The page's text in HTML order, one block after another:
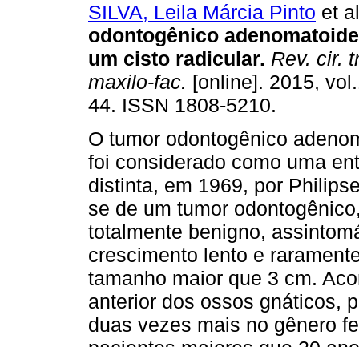
SILVA, Leila Márcia Pinto et
odontogênico
um cisto radicular. Rev. cir.
maxilo-fac. [online]. 2015,
44. ISSN 1808-5210.
O tumor odontogênico
foi considerado como uma
distinta, em 1969, por
se de um tumor
totalmente benigno,
crescimento lento e
tamanho maior que 3 cm.
anterior dos ossos gnáticos,
duas vezes mais no gênero